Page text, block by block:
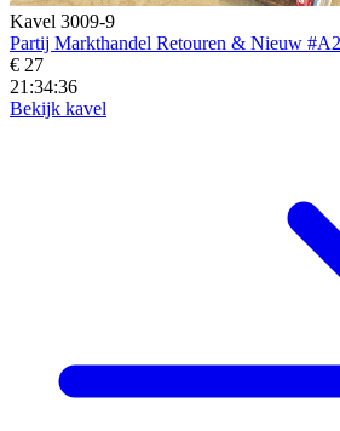
Kavel 3009-9
Partij Markthandel Retouren & Nieuw
€ 27
21:34:34
Bekijk kavel